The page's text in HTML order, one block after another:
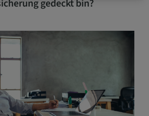
gedeckt bin?